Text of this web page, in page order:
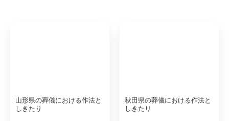
山形県の葬儀における作法と
しきたり
秋田県の葬儀における作法と
しきたり